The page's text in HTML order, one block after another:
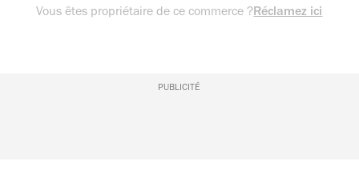
Vous êtes propriétaire de ce commerce ?Réclamez ici
PUBLICITÉ